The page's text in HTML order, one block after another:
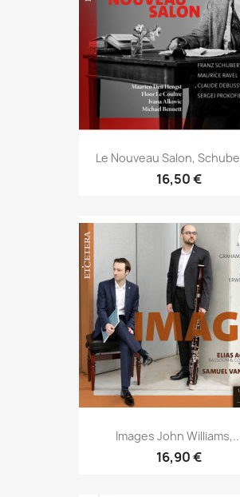
Le Nouveau Salon,
16,50 €
Images John
16,90 €